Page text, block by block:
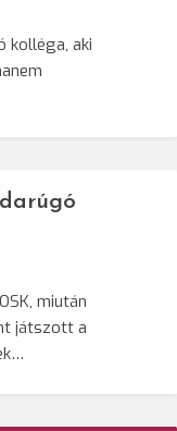
kolléga, aki
miután
játszott a